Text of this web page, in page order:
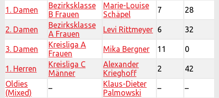
1. Damen
Bezirksklasse
B Frauen
Marie-Louise
Schäpel
7 28
2. Damen
Bezirksklasse
A Frauen
Levi Rittmeyer 6 32
3. Damen
Kreisliga A
Frauen
Mika Bergner 11 0
1. Herren
Kreisliga C
Männer
Alexander
Krieghoff
2
42
Oldies
(Mixed)
–
Klaus-Dieter
Palmowski
–
–